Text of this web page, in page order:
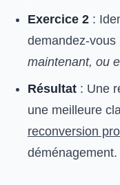
Exercice 2 :
demandez-vous
maintenant, ou
Résultat : Une
une meilleure
reconversion
déménagement.